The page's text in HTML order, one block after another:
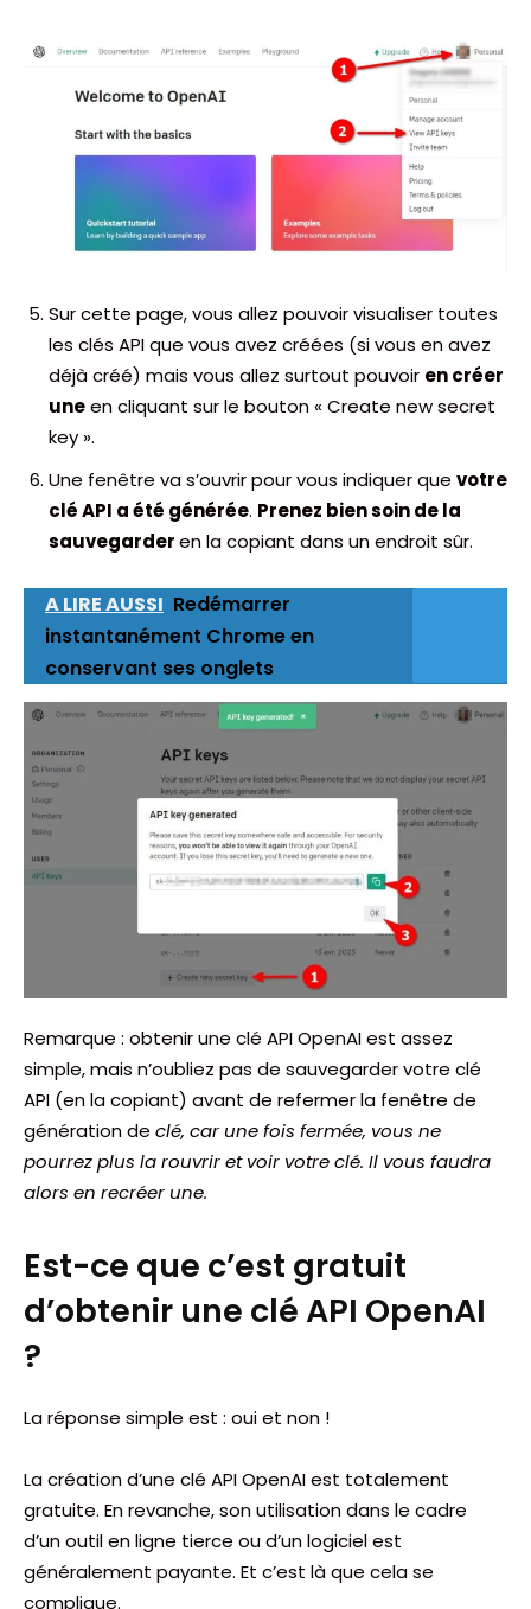
Sur cette page, vous allez pouvoir visualiser toutes
les clés API que vous avez créées (si vous en avez
déjà créé) mais vous allez surtout pouvoir en créer
uneen cliquant sur le bouton « Create new secret
key ».
Une fenêtre va s’ouvrir pour vous indiquer que votre
clé API a été générée. Prenez bien soin de la
sauvegarderen la copiant dans un endroit sûr.
A LIRE AUSSI Redémarrer
instantanément Chrome en
conservant ses onglets
Remarque : obtenir une clé API OpenAI est assez
simple, mais n’oubliez pas de sauvegarder votre clé
API (en la copiant) avant de refermer la fenêtre de
génération de clé, car une fois fermée, vous ne
pourrez plus la rouvrir et voir votre clé. Il vous faudra
alors en recréer une.
Est-ce que c’est gratuit
d’obtenir une clé API OpenAI
?
La réponse simple est : oui et non !
La création d’une clé API OpenAI est totalement
gratuite. En revanche, son utilisation dans le cadre
d’un outil en ligne tierce ou d’un logiciel est
généralement payante. Et c’est là que cela se
complique.